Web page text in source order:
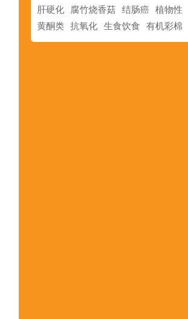
肝硬化
腐竹烧香菇 结肠癌 植物性
黄酮类 抗氧化 生食饮食 有机彩棉